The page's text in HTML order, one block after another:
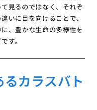
見るのではなく、それぞ
いに目を向けることで、
、豊かな生命の多様性を
す。
カラスバト